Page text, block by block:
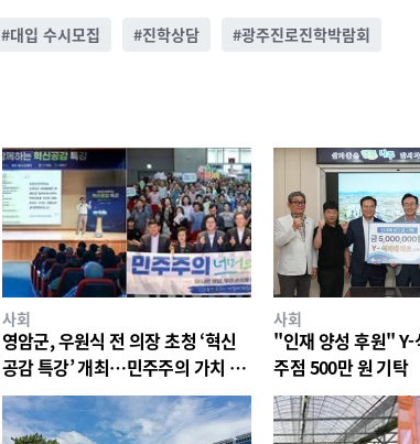
#대입 수시모집 #진학상담 #광주진로진학박람회
사회
영암군, 우원식 전 의장 초청 ‘혁신
공감 특강’ 개최…민주주의 가치 공
유
사회
"인재 양성 후원" Y-
주점 500만 원 기탁